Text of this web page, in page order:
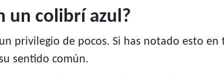
un colibrí azul?
privilegio de pocos. Si has notado esto
sentido común.